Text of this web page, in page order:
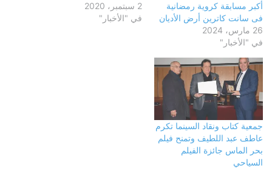
أكبر مسابقة كروية رمضانية
فى سانت كاترين أرض الأديان
26 مارس، 2024
في "الأخبار"
2 سبتمبر، 2020
في "الأخبار"
جمعية كتاب ونقاد السينما تكرم
عاطف عبد اللطيف وتمنح فيلم
بحر الماس جائزة الفيلم
السياحي